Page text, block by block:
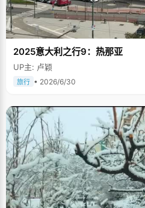
2025意大利之行9：热那亚
UP主: 卢颖
旅行 • 2026/6/30